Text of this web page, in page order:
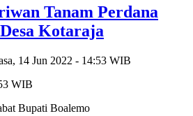
Tanam Perdana
Kotaraja
14 Jun 2022 - 14:53 WIB
WIB
Bupati Boalemo